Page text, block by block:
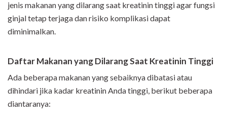
jenis makanan yang dilarang saat kreatinin tinggi agar fungsi
ginjal tetap terjaga dan risiko komplikasi dapat
diminimalkan.
Daftar Makanan yang Dilarang Saat Kreatinin Tinggi
Ada beberapa makanan yang sebaiknya dibatasi atau
dihindari jika kadar kreatinin Anda tinggi, berikut beberapa
diantaranya: